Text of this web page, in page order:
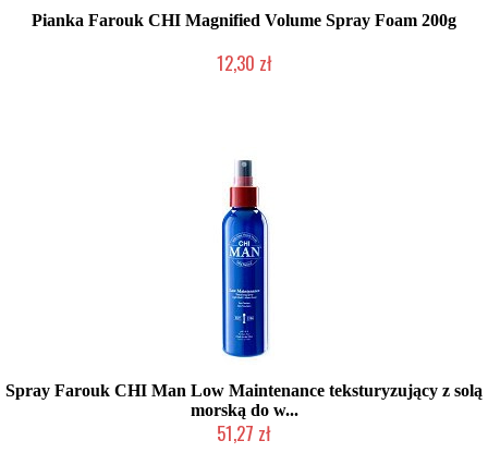
Pianka Farouk CHI Magnified Volume Spray Foam 200g
12,30 zł
Spray Farouk CHI Man Low Maintenance teksturyzujący z solą
morską do w...
51,27 zł